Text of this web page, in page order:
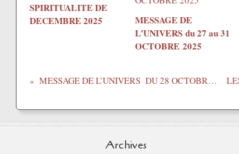
SPIRITUALITE DE
DECEMBRE 2025
MESSAGE DE
L’UNIVERS du 27 au 31
OCTOBRE 2025
MESSAGE DE L’UNIVERS DU 28 OCTOBRE 2020
Archives